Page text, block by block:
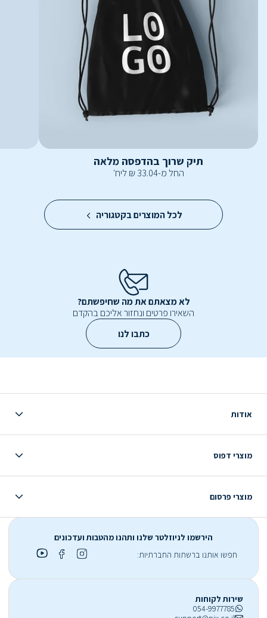
תיק שרוך בהדפסה מלאה
החל מ-33.04
₪ ליח'
לכל המוצרים בקטגוריה
לא מצאתם את מה שחיפשתם?
השאירו פרטים ונחזור אליכם בהקדם
כתבו לנו
אודות
מוצרי דפוס
מוצרי פרסום
הירשמו לניוזלטר שלנו ותהנו מהטבות ועדכונים
חפשו אותנו ברשתות החברתיות:
שירות לקוחות
054-9977785